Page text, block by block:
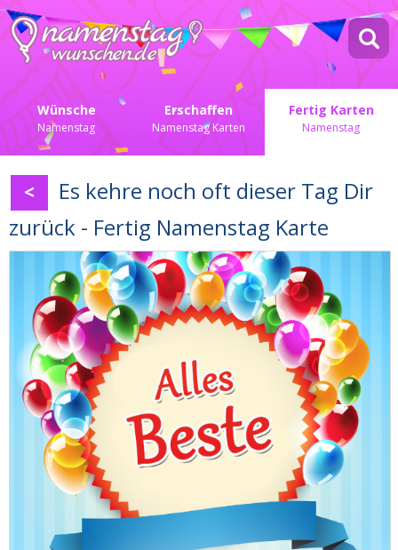
Wünsche
Namenstag
Erschaffen
Namenstag Karten
Fertig Karten
Namenstag
<
Es kehre noch oft dieser Tag Dir
zurück - Fertig Namenstag Karte